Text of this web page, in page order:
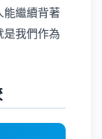
能繼續背著
我們作為